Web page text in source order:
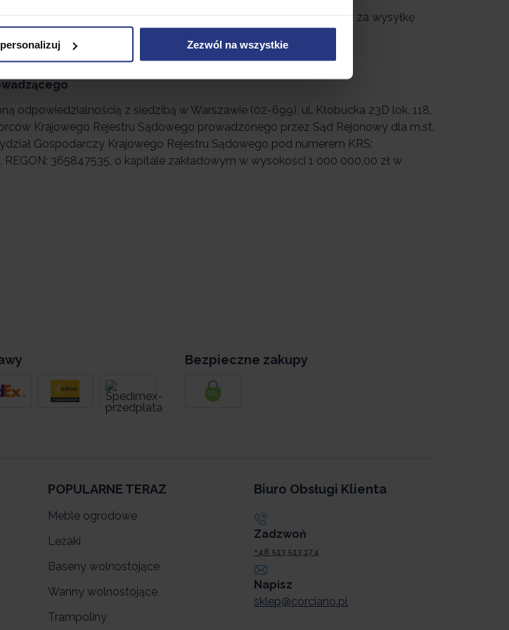
Zezwól na wszystkie
kwocie od 0 zł do 129 zł i są zależne od gabarytu przesyłki. Kwoty za wysyłkę
odpowiedzialnością z siedzibą w Warszawie (02-699), ul. Kłobucka 23D lok. 118,
Krajowego Rejestru Sądowego prowadzonego przez Sąd Rejonowy dla m.st.
Gospodarczy Krajowego Rejestru Sądowego pod numerem KRS:
REGON: 365847535, o kapitale zakładowym w wysokości 1 000 000,00 zł w
Bezpieczne zakupy
POPULARNE TERAZ
Meble ogrodowe
Leżaki
Baseny wolnostojące
Wanny wolnostojące
Trampoliny
Biuro Obsługi Klienta
Zadzwoń
+48 513 513 174
Napisz
sklep@corciano.pl